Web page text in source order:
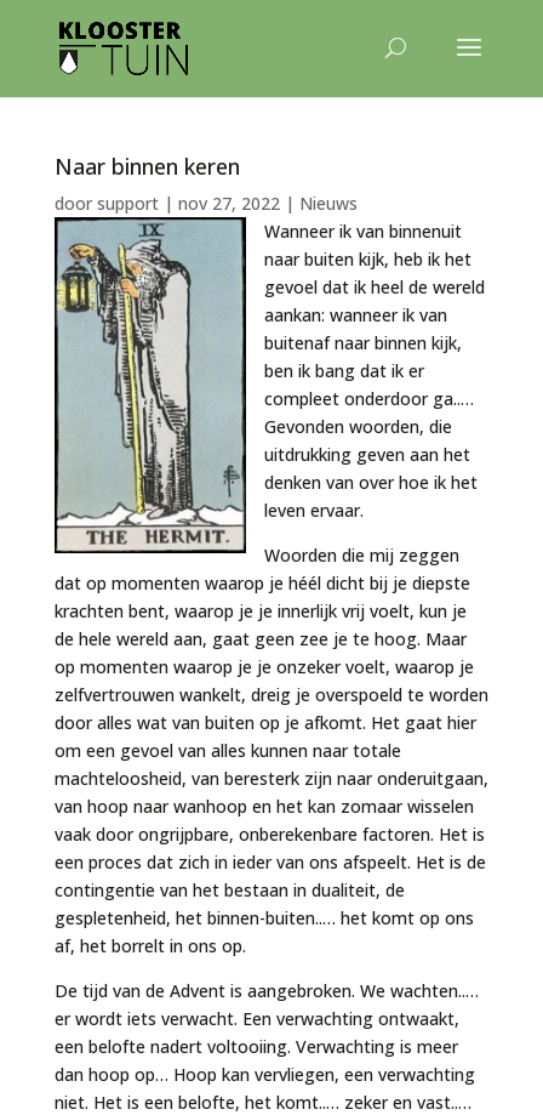
Naar binnen keren
door support| nov 27, 2022| Nieuws
Wanneer ik van binnenuit
naar buiten kijk, heb ik het
gevoel dat ik heel de wereld
aankan: wanneer ik van
buitenaf naar binnen kijk,
ben ik bang dat ik er
compleet onderdoor ga..…
Gevonden woorden, die
uitdrukking geven aan het
denken van over hoe ik het
leven ervaar.
Woorden die mij zeggen
dat op momenten waarop je héél dicht bij je diepste
krachten bent, waarop je je innerlijk vrij voelt, kun je
de hele wereld aan, gaat geen zee je te hoog. Maar
op momenten waarop je je onzeker voelt, waarop je
zelfvertrouwen wankelt, dreig je overspoeld te worden
door alles wat van buiten op je afkomt. Het gaat hier
om een gevoel van alles kunnen naar totale
machteloosheid, van beresterk zijn naar onderuitgaan,
van hoop naar wanhoop en het kan zomaar wisselen
vaak door ongrijpbare, onberekenbare factoren. Het is
een proces dat zich in ieder van ons afspeelt. Het is de
contingentie van het bestaan in dualiteit, de
gespletenheid, het binnen-buiten..… het komt op ons
af, het borrelt in ons op.
De tijd van de Advent is aangebroken. We wachten..…
er wordt iets verwacht. Een verwachting ontwaakt,
een belofte nadert voltooiing. Verwachting is meer
dan hoop op… Hoop kan vervliegen, een verwachting
niet. Het is een belofte, het komt..… zeker en vast..…